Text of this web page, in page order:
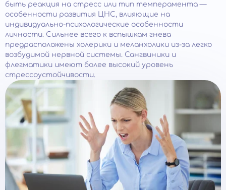
быть реакция на стресс или тип темперамента —
особенности развития ЦНС, влияющие на
индивидуально-психологические особенности
личности. Сильнее всего к вспышкам гнева
предрасположены холерики и меланхолики из-за легко
возбудимой нервной системы. Сангвиники и
флегматики имеют более высокий уровень
стрессоустойчивости.